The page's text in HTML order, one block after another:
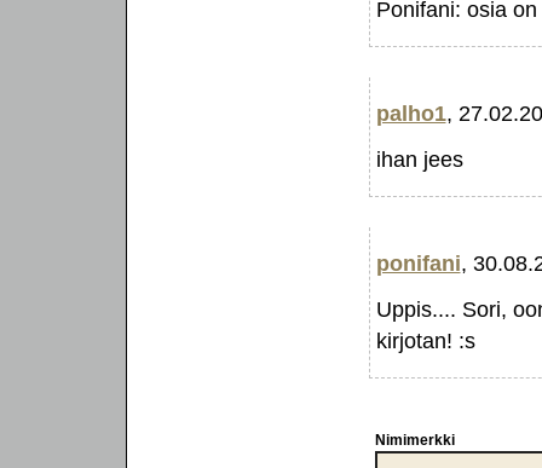
Ponifani: osia
palho1,
ihan jees
ponifani,
Uppis.... Sori,
kirjotan! :s
Nimimerkki